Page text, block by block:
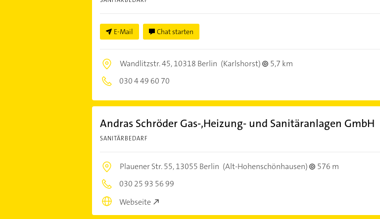
E-Mail Chat starten
Wandlitzstr. 45,10318 Berlin (Karlshorst)
5,7 km
030 4 49 60 70
Andras Schröder Gas-,Heizung- und Sanitäranlagen GmbH
SANITÄRBEDARF
Plauener Str. 55,13055 Berlin (Alt-Hohenschönhausen)
576 m
030 25 93 56 99
Webseite